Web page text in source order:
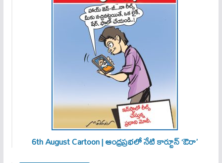
6th August Cartoon | ఆంధ్రప్రభలో నేటి కార్టూన్ ‘ఔరా’